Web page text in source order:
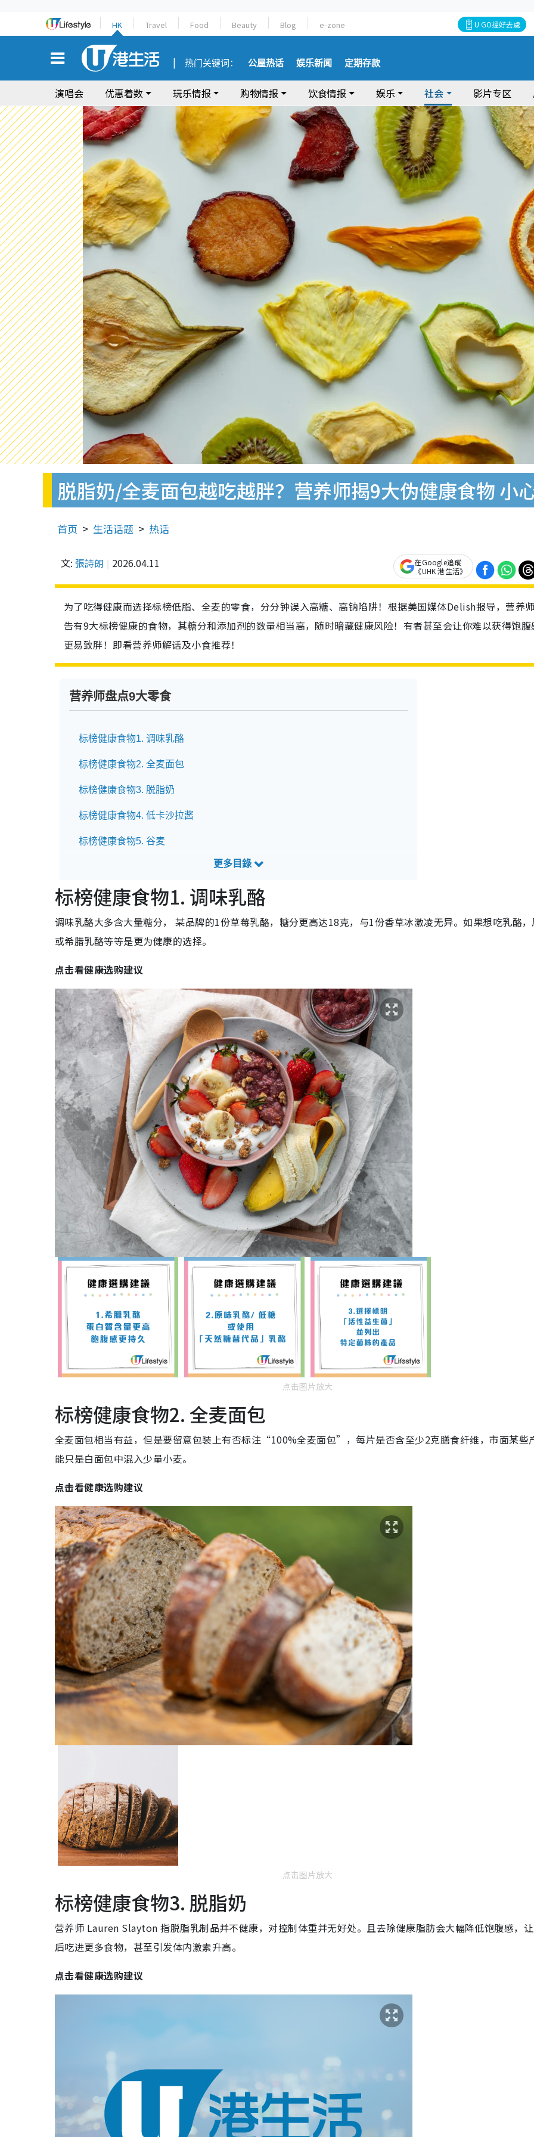
HK Travel Food Beauty Blog e-zone U GO搵好去處
热门关键词： 公屋热话 娱乐新闻 定期存款
演唱会 优惠着数 玩乐情报 购物情报 饮食情报 娱乐 社会 影片专区
脱脂奶/全麦面包越吃越胖？营养师揭9大伪健康食物 小
首页 生活话题 热话
文: 張詩朗 2026.04.11
在Google追蹤
《UHK 港生活》
为了吃得健康而选择标榜低脂、全麦的零食，分分钟误入高糖、高钠陷阱！根据美国媒体Delish报导，营养
告有9大标榜健康的食物，其糖分和添加剂的数量相当高，随时暗藏健康风险！有者甚至会让你难以获得饱腹
更易致胖！即看营养师解话及小食推荐！
营养师盘点9大零食
标榜健康食物1. 调味乳酪
标榜健康食物2. 全麦面包
标榜健康食物3. 脱脂奶
标榜健康食物4. 低卡沙拉酱
标榜健康食物5. 谷麦
标榜健康食物7. 蔬果奶昔
标榜健康食物8.蔬菜脆片
标榜健康食物9.水果干
标榜健康食物1. 调味乳酪
调味乳酪大多含大量糖分， 某品牌的1份草莓乳酪，糖分更高达18克，与1份香草冰激凌无异。如果想吃乳酪
或希腊乳酪等等是更为健康的选择。
点击看健康选购建议
点击图片放大
标榜健康食物2. 全麦面包
全麦面包相当有益，但是要留意包装上有否标注“100%全麦面包”，每片是否含至少2克膳食纤维，市面某些
能只是白面包中混入少量小麦。
点击看健康选购建议
点击图片放大
标榜健康食物3. 脱脂奶
营养师 Lauren Slayton 指脱脂乳制品并不健康，对控制体重并无好处。且去除健康脂肪会大幅降低饱腹感，
后吃进更多食物，甚至引发体内激素升高。
点击看健康选购建议